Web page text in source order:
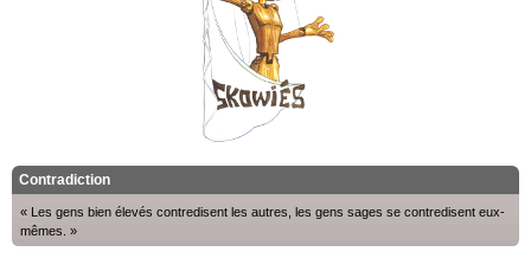
Contradiction
« Les gens bien élevés contredisent les autres, les gens sages se contredisent eux-
mêmes. »